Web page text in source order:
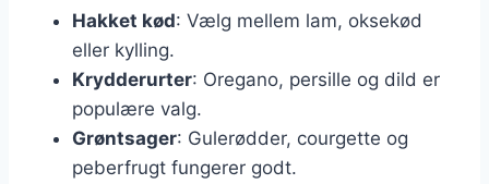
Hakket kød: Vælg mellem lam, oksekød
eller kylling.
Krydderurter: Oregano, persille og dild er
populære valg.
Grøntsager: Gulerødder, courgette og
peberfrugt fungerer godt.